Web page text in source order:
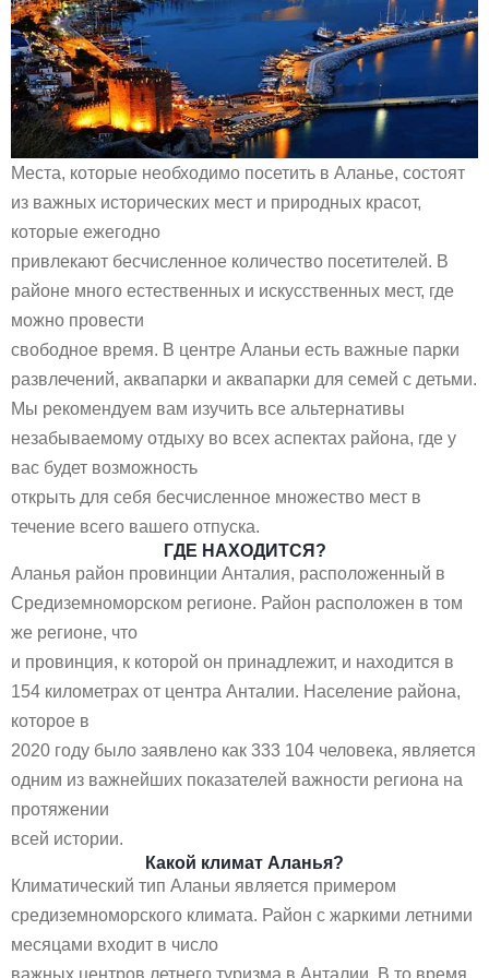
Места, которые необходимо посетить в Аланье, состоят
из важных исторических мест и природных красот,
которые ежегодно
привлекают бесчисленное количество посетителей. В
районе много естественных и искусственных мест, где
можно провести
свободное время. В центре Аланьи есть важные парки
развлечений, аквапарки и аквапарки для семей с детьми.
Мы рекомендуем вам изучить все альтернативы
незабываемому отдыху во всех аспектах района, где у
вас будет возможность
открыть для себя бесчисленное множество мест в
течение всего вашего отпуска.
ГДЕ НАХОДИТСЯ?
Аланья район провинции Анталия, расположенный в
Средиземноморском регионе. Район расположен в том
же регионе, что
и провинция, к которой он принадлежит, и находится в
154 километрах от центра Анталии. Население района,
которое в
2020 году было заявлено как 333 104 человека, является
одним из важнейших показателей важности региона на
протяжении
всей истории.
Какой климат Аланья?
Климатический тип Аланьи является примером
средиземноморского климата. Район с жаркими летними
месяцами входит в число
важных центров летнего туризма в Анталии. В то время